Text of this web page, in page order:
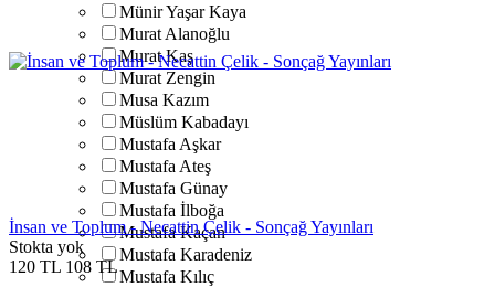
Münir Yaşar Kaya
Murat Alanoğlu
Murat Kaş
Murat Zengin
Musa Kazım
Müslüm Kabadayı
Mustafa Aşkar
Mustafa Ateş
Mustafa Günay
Mustafa İlboğa
Mustafa Kaçan
Mustafa Karadeniz
Mustafa Kılıç
İnsan ve Toplum - Necattin Çelik - Sonçağ Yayınları
Stokta yok
120 TL 108 TL